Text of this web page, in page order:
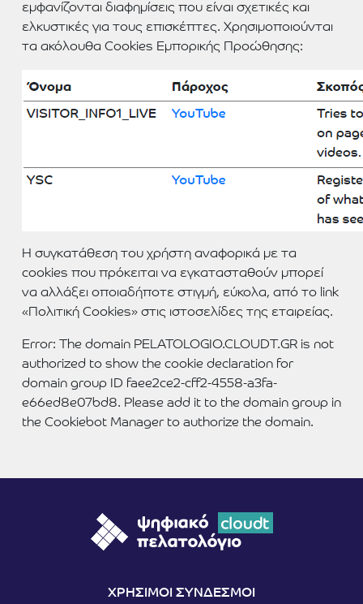
εμφανίζονται διαφημίσεις που είναι σχετικές και
ελκυστικές για τους επισκέπτες. Χρησιμοποιούνται
τα ακόλουθα Cookies Εμπορικής Προώθησης:
Η συγκατάθεση του χρήστη αναφορικά με τα
cookies που πρόκειται να εγκατασταθούν μπορεί
να αλλάξει οποιαδήποτε στιγμή, εύκολα, από το link
«Πολιτική Cookies» στις ιστοσελίδες της εταιρείας.
Error: The domain PELATOLOGIO.CLOUDT.GR is not
authorized to show the cookie declaration for
domain group ID faee2ce2-cff2-4558-a3fa-
e66ed8e07bd8. Please add it to the domain group in
the Cookiebot Manager to authorize the domain.
ΧΡΗΣΙΜΟΙ ΣΥΝΔΕΣΜΟΙ